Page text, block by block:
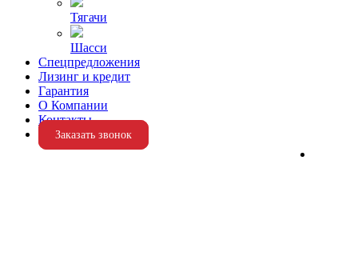
Тягачи
Шасси
Спецпредложения
Лизинг и кредит
Гарантия
О Компании
Контакты
Заказать звонок